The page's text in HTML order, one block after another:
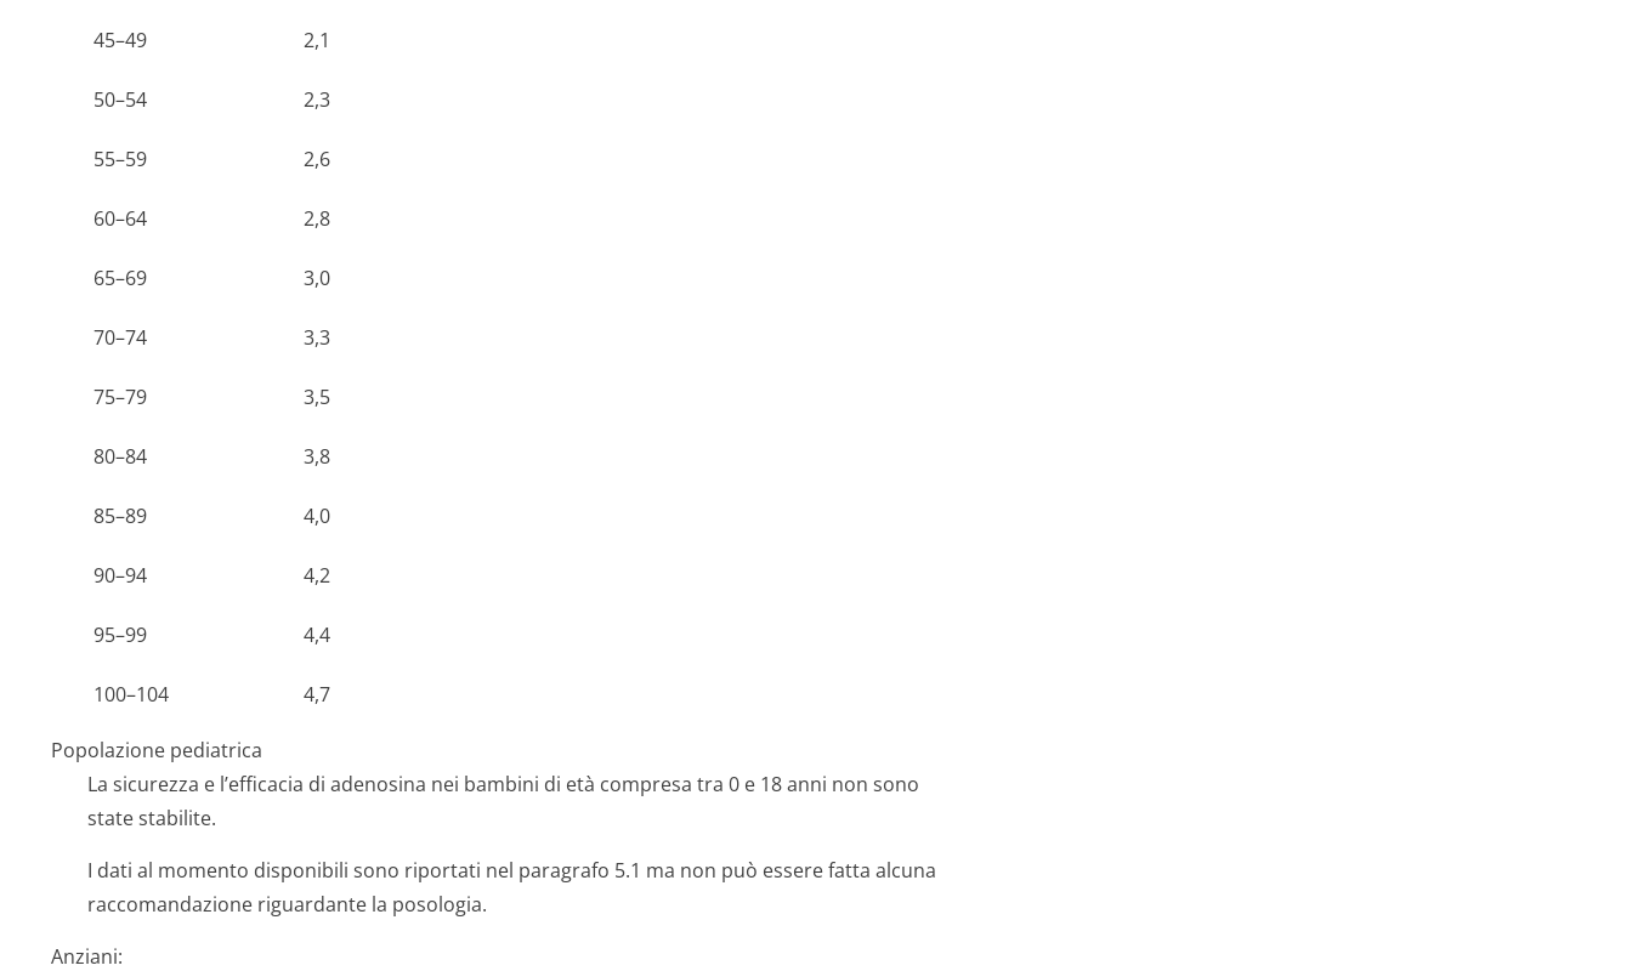
45–49 2,1
50–54 2,3
55–59 2,6
60–64 2,8
65–69 3,0
70–74 3,3
75–79 3,5
80–84 3,8
85–89 4,0
90–94 4,2
95–99 4,4
100–104 4,7
Popolazione pediatrica
La sicurezza e l’efficacia di adenosina nei bambini di età compresa tra 0 e 18 anni non sono
state stabilite.
I dati al momento disponibili sono riportati nel paragrafo 5.1 ma non può essere fatta alcuna
raccomandazione riguardante la posologia.
Anziani: